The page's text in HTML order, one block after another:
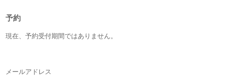
予約
現在、予約受付期間ではありません。
メールアドレス